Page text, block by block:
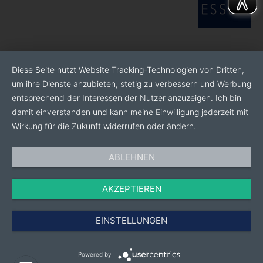
wünschen, senden wir sie Ihnen gerne per E-Mail oder
Bis bald und optimistische Grüße,
Jan Van Herreweghe
Diese Seite nutzt Website Tracking-Technologien von Dritten,
um ihre Dienste anzubieten, stetig zu verbessern und Werbung
entsprechend der Interessen der Nutzer anzuzeigen. Ich bin
damit einverstanden und kann meine Einwilligung jederzeit mit
Wirkung für die Zukunft widerrufen oder ändern.
ABLEHNEN
AKZEPTIEREN
EINSTELLUNGEN
Powered by